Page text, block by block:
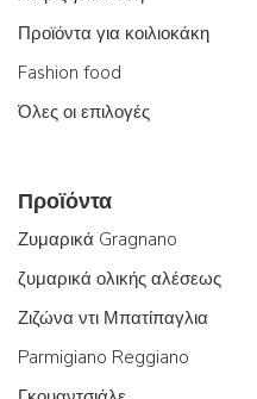
Προϊόντα για κοιλιοκάκη
Fashion food
Όλες οι επιλογές
Προϊόντα
Ζυμαρικά Gragnano
ζυμαρικά ολικής αλέσεως
Ζιζώνα ντι Μπατίπαγλια
Parmigiano Reggiano